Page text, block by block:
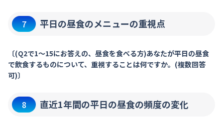
7 平日の昼食のメニューの重視点
〔(Q2で1～15にお答えの、昼食を食べる方)あなたが平日の昼食
で飲食するものについて、重視することは何ですか。(複数回答
可)〕
8 直近1年間の平日の昼食の頻度の変化